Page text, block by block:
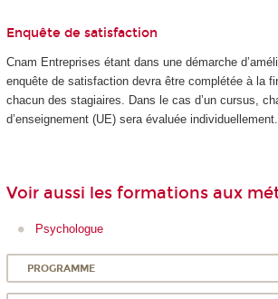
Enquête de satisfaction
Cnam Entreprises étant dans une démarche
enquête de satisfaction devra être complétée à la
chacun des stagiaires. Dans le cas d’un cursus,
d’enseignement (UE) sera évaluée individuellement.
Voir aussi les formations aux
Psychologue
PROGRAMME